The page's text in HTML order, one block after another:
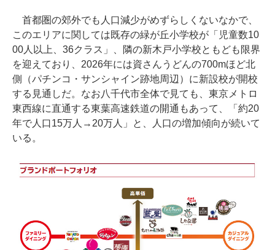
首都圏の郊外でも人口減少がめずらしくないなかで、
このエリアに関しては既存の緑が丘小学校が「児童数10
00人以上、36クラス」、隣の新木戸小学校ともども限界
を迎えており、2026年には資さんうどんの700mほど北
側（パチンコ・サンシャイン跡地周辺）に新設校が開校
する見通しだ。なお八千代市全体で見ても、東京メトロ
東西線に直通する東葉高速鉄道の開通もあって、「約20
年で人口15万人→20万人」と、人口の増加傾向が続いて
いる。